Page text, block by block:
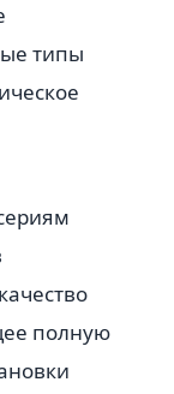
типы
полную